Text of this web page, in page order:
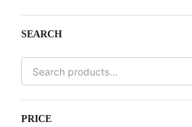
SEARCH
PRICE